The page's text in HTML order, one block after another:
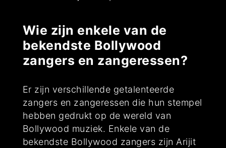
Wie zijn enkele van de
bekendste Bollywood
zangers en zangeressen?
Er zijn verschillende getalenteerde
zangers en zangeressen die hun stempel
hebben gedrukt op de wereld van
Bollywood muziek. Enkele van de
bekendste Bollywood zangers zijn Arijit